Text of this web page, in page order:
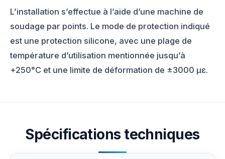
L’installation s’effectue à l’aide d’une machine de
soudage par points. Le mode de protection indiqué
est une protection silicone, avec une plage de
température d’utilisation mentionnée jusqu’à
+250°C et une limite de déformation de ±3000 με.
Spécifications techniques